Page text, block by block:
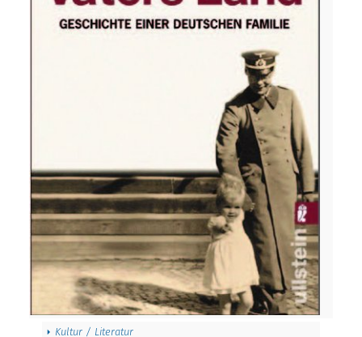
Kultur / Literatur